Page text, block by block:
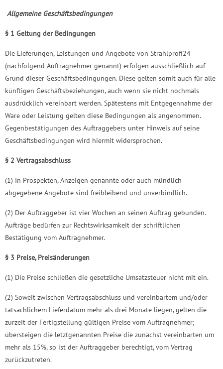
Allgemeine Geschäftsbedingungen
§ 1 Geltung der Bedingungen
Die Lieferungen, Leistungen und Angebote von Strahlprofi24
(nachfolgend Auftragnehmer genannt) erfolgen ausschließlich auf
Grund dieser Geschäftsbedingungen. Diese gelten somit auch für alle
künftigen Geschäftsbeziehungen, auch wenn sie nicht nochmals
ausdrücklich vereinbart werden. Spätestens mit Entgegennahme der
Ware oder Leistung gelten diese Bedingungen als angenommen.
Gegenbestätigungen des Auftraggebers unter Hinweis auf seine
Geschäftsbedingungen wird hiermit widersprochen.
§ 2 Vertragsabschluss
(1) In Prospekten, Anzeigen genannte oder auch mündlich
abgegebene Angebote sind freibleibend und unverbindlich.
(2) Der Auftraggeber ist vier Wochen an seinen Auftrag gebunden.
Aufträge bedürfen zur Rechtswirksamkeit der schriftlichen
Bestätigung vom Auftragnehmer.
§ 3 Preise, Preisänderungen
(1) Die Preise schließen die gesetzliche Umsatzsteuer nicht mit ein.
(2) Soweit zwischen Vertragsabschluss und vereinbartem und/oder
tatsächlichem Lieferdatum mehr als drei Monate liegen, gelten die
zurzeit der Fertigstellung gültigen Preise vom Auftragnehmer;
übersteigen die letztgenannten Preise die zunächst vereinbarten um
mehr als 15%, so ist der Auftraggeber berechtigt, vom Vertrag
zurückzutreten.